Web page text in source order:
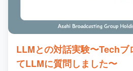
LLMとの対話実験〜Techブ
てLLMに質問しました〜